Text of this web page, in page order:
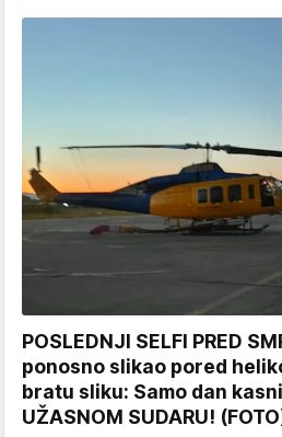
POSLEDNJI SELFI PRED
ponosno slikao pored
bratu sliku: Samo dan
UŽASNOM SUDARU!